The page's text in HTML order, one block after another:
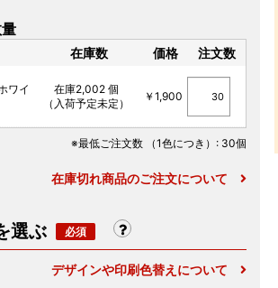
在庫数 価格 注文数
ワイ
在庫2,002 個
（入荷予定未定）
￥1,900
※最低ご注文数 （1色につき） : 30個
在庫切れ商品のご注文について
選ぶ
デザインや印刷色替えについて